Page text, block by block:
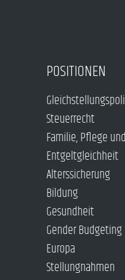
POSITIONEN
Steuerrecht
Familie, Pflege
Entgeltgleichheit
Alterssicherung
Bildung
Gesundheit
Gender Budgeting
Europa
Stellungnahmen